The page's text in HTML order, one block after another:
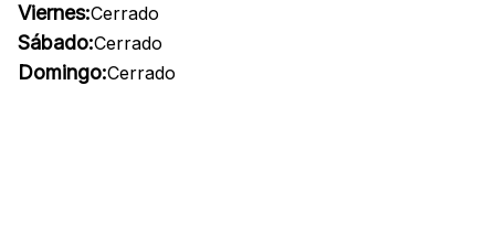
Viernes:Cerrado
Sábado:Cerrado
Domingo:Cerrado